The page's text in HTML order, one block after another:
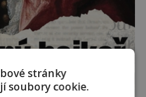
stránky
soubory cookie.